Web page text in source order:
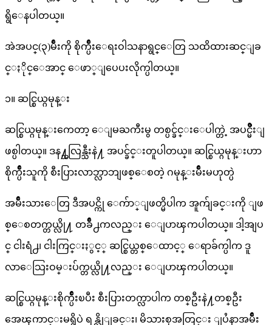
ရွိေနပါတယ္။
အဲအပင္(၃)မ်ိဳးကို စိုက္ပ်ိဳးေရးဝါသနာရွင္ေတြ သထိထားဆင္ျခ
င္ႏိုင္ေအာင္ ေဖာ္ျပေပးလိုက္ပါတယ္။
၁။ ဆင္စြယ္ဂမုန္း
ဆင္စြယ္ဂမုန္းကေတာ့ ေျမႀကီးမွ တစ္ပင္ခ်င္းေပါက္တဲ့ အပင္မ်ိဳးျ
ဖစ္ပါတယ္။ ဒန႔္သလြန္သီးနဲ႔ အပင္ခ်င္းတူပါတယ္။ ဆင္စြယ္ဂမုန္းဟာ
စိုက္ပ်ိဳးသူကို စီးပြားလာဘ္လာဘျဖစ္ေစတဲ့ ဂမုန္းမ်ိဳးမဟုတ္ပဲ
အမ်ိဳးသားေတြ ဒီအပင္ကို ေက်ာ္ျဖတ္မိပါက အူက်ျခင္းကို ျဖ
စ္ေစတက္တယ္လို႔ တခ်ိဳ႕ကလည္း ေျပာၾကပါတယ္။ ဒါ့အျပ
င္ ငါးရံ႕၊ ငါးကြင္းႏွင့္ ဆင္စြယ္တစ္ေထာင့္ ေရာခ်က္ပါက ဒူ
လာေသြးဝမ္းပ်က္တယ္လို႔လည္း ေျပာၾကပါတယ္။
ဆင္စြယ္ဂမုန္းစိုက္ပ်ိဳးၿပီး စီးပြားတက္လာပါက တစ္ဦးနဲ႔တစ္ဦး
အေၾကာင္းမရွိပဲ ရန္လိုျခင္း၊ မိသားစုအတြင္း ျပႆနာအမ်ိဳး